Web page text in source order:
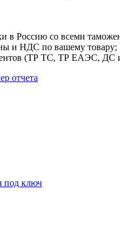
в Россию со всеми
и НДС по вашему товару;
(ТР ТС, ТР ЕАЭС, ДС
отчета
под ключ